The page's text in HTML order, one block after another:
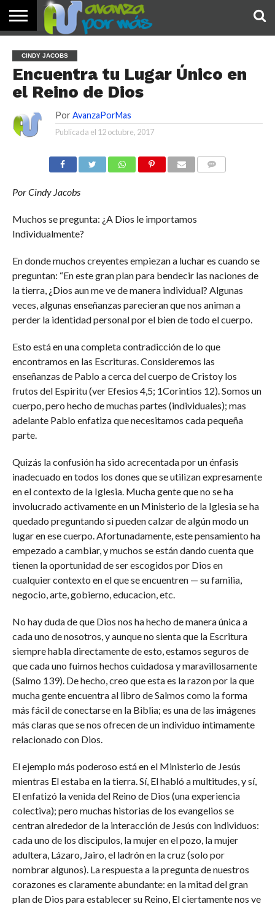
PALABRA
DE HOY
DEVOCIONALES
NOTICIAS
TESTIMONIOS
ORACIONES
SOBRE
NOSOTROS
IMÁGENES
CINDY JACOBS
Encuentra tu Lugar Único en
el Reino de Dios
Por AvanzaPorMas
Publicada el 12 octubre, 2017
Por Cindy Jacobs
Muchos se pregunta: ¿A Dios le importamos
Individualmente?
En donde muchos creyentes empiezan a luchar es cuando se
preguntan: “En este gran plan para bendecir las naciones de
la tierra, ¿Dios aun me ve de manera individual? Algunas
veces, algunas enseñanzas parecieran que nos animan a
perder la identidad personal por el bien de todo el cuerpo.
Esto está en una completa contradicción de lo que
encontramos en las Escrituras. Consideremos las
enseñanzas de Pablo a cerca del cuerpo de Cristoy los
frutos del Espiritu (ver Efesios 4,5; 1Corintios 12). Somos un
cuerpo, pero hecho de muchas partes (individuales); mas
adelante Pablo enfatiza que necesitamos cada pequeña
parte.
Quizás la confusión ha sido acrecentada por un énfasis
inadecuado en todos los dones que se utilizan expresamente
en el contexto de la Iglesia. Mucha gente que no se ha
involucrado activamente en un Ministerio de la Iglesia se ha
quedado preguntando si pueden calzar de algún modo un
lugar en ese cuerpo. Afortunadamente, este pensamiento ha
empezado a cambiar, y muchos se están dando cuenta que
tienen la oportunidad de ser escogidos por Dios en
cualquier contexto en el que se encuentren — su familia,
negocio, arte, gobierno, educacion, etc.
No hay duda de que Dios nos ha hecho de manera única a
cada uno de nosotros, y aunque no sienta que la Escritura
siempre habla directamente de esto, estamos seguros de
que cada uno fuimos hechos cuidadosa y maravillosamente
(Salmo 139). De hecho, creo que esta es la razon por la que
mucha gente encuentra al libro de Salmos como la forma
más fácil de conectarse en la Biblia; es una de las imágenes
más claras que se nos ofrecen de un individuo íntimamente
relacionado con Dios.
El ejemplo más poderoso está en el Ministerio de Jesús
mientras El estaba en la tierra. Sí, El habló a multitudes, y sí,
El enfatizó la venida del Reino de Dios (una experiencia
colectiva); pero muchas historias de los evangelios se
centran alrededor de la interacción de Jesús con individuos:
cada uno de los discipulos, la mujer en el pozo, la mujer
adultera, Lázaro, Jairo, el ladrón en la cruz (solo por
nombrar algunos). La respuesta a la pregunta de nuestros
corazones es claramente abundante: en la mitad del gran
plan de Dios para establecer su Reino, El ciertamente nos ve